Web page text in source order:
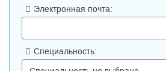
Электронная почта:
Специальность: